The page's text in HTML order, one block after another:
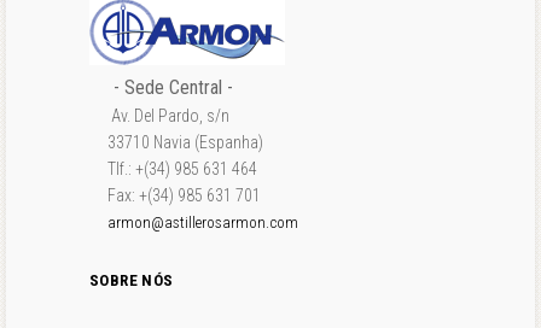
- Sede Central -
Av. Del Pardo, s/n
33710 Navia (Espanha)
Tlf.: +(34) 985 631 464
Fax: +(34) 985 631 701
armon@astillerosarmon.com
SOBRE NÓS